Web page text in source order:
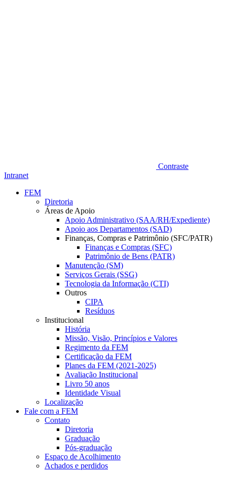
Contraste
Intranet
FEM
Diretoria
Áreas de Apoio
Apoio Administrativo (SAA/RH/Expediente)
Apoio aos Departamentos (SAD)
Finanças, Compras e Patrimônio (SFC/PATR)
Finanças e Compras (SFC)
Patrimônio de Bens (PATR)
Manutenção (SM)
Serviços Gerais (SSG)
Tecnologia da Informação (CTI)
Outros
CIPA
Resíduos
Institucional
História
Missão, Visão, Princípios e Valores
Regimento da FEM
Certificação da FEM
Planes da FEM (2021-2025)
Avaliação Institucional
Livro 50 anos
Identidade Visual
Localização
Fale com a FEM
Contato
Diretoria
Graduação
Pós-graduação
Espaço de Acolhimento
Achados e perdidos